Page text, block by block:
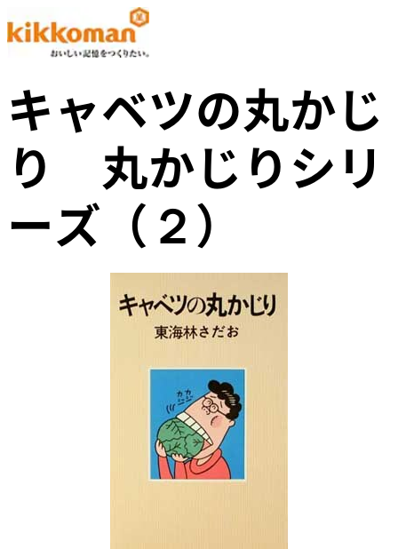
キャベツの丸かじ
り 丸かじりシリ
ーズ（２）